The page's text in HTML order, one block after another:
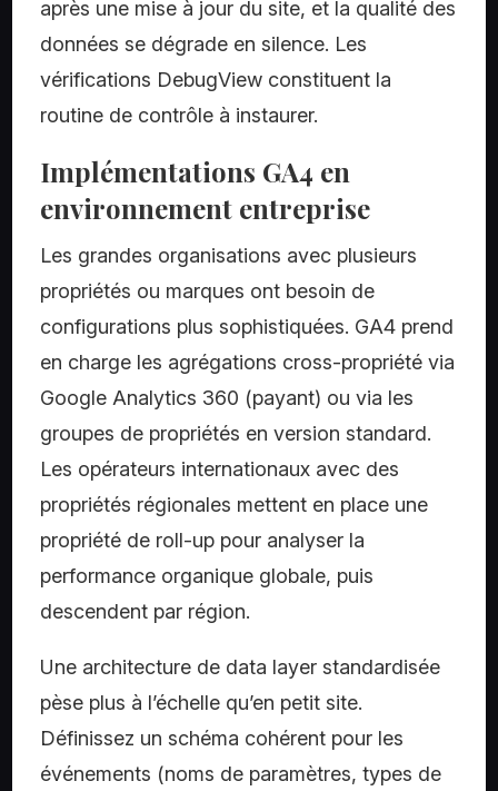
après une mise à jour du site, et la qualité des
données se dégrade en silence. Les
vérifications DebugView constituent la
routine de contrôle à instaurer.
Implémentations GA4 en
environnement entreprise
Les grandes organisations avec plusieurs
propriétés ou marques ont besoin de
configurations plus sophistiquées. GA4 prend
en charge les agrégations cross-propriété via
Google Analytics 360 (payant) ou via les
groupes de propriétés en version standard.
Les opérateurs internationaux avec des
propriétés régionales mettent en place une
propriété de roll-up pour analyser la
performance organique globale, puis
descendent par région.
Une architecture de data layer standardisée
pèse plus à l’échelle qu’en petit site.
Définissez un schéma cohérent pour les
événements (noms de paramètres, types de